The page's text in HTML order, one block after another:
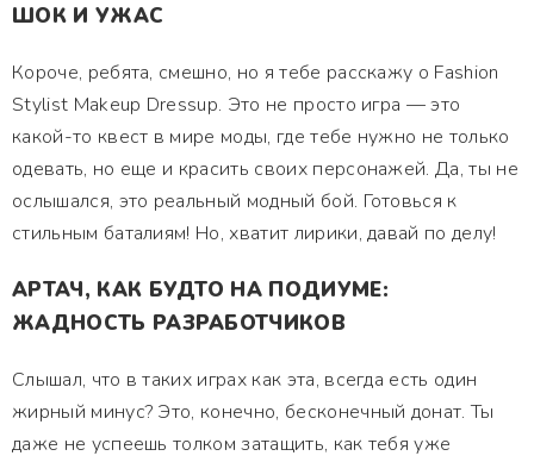
ШОК И УЖАС
Короче, ребята, смешно, но я тебе расскажу о Fashion
Stylist Makeup Dressup. Это не просто игра — это
какой-то квест в мире моды, где тебе нужно не только
одевать, но еще и красить своих персонажей. Да, ты не
ослышался, это реальный модный бой. Готовься к
стильным баталиям! Но, хватит лирики, давай по делу!
АРТАЧ, КАК БУДТО НА ПОДИУМЕ:
ЖАДНОСТЬ РАЗРАБОТЧИКОВ
Слышал, что в таких играх как эта, всегда есть один
жирный минус? Это, конечно, бесконечный донат. Ты
даже не успеешь толком затащить, как тебя уже